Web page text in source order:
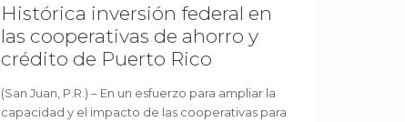
Histórica inversión federal en
las cooperativas de ahorro y
crédito de Puerto Rico
(San Juan, P.R.) – En un esfuerzo para ampliar la
capacidad y el impacto de las cooperativas para